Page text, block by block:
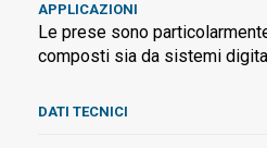
APPLICAZIONI
Le prese sono
composti sia da sistemi
DATI TECNICI